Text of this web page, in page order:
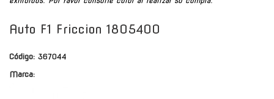
Auto F1 Friccion 1805400
Código: 367044
Marca: